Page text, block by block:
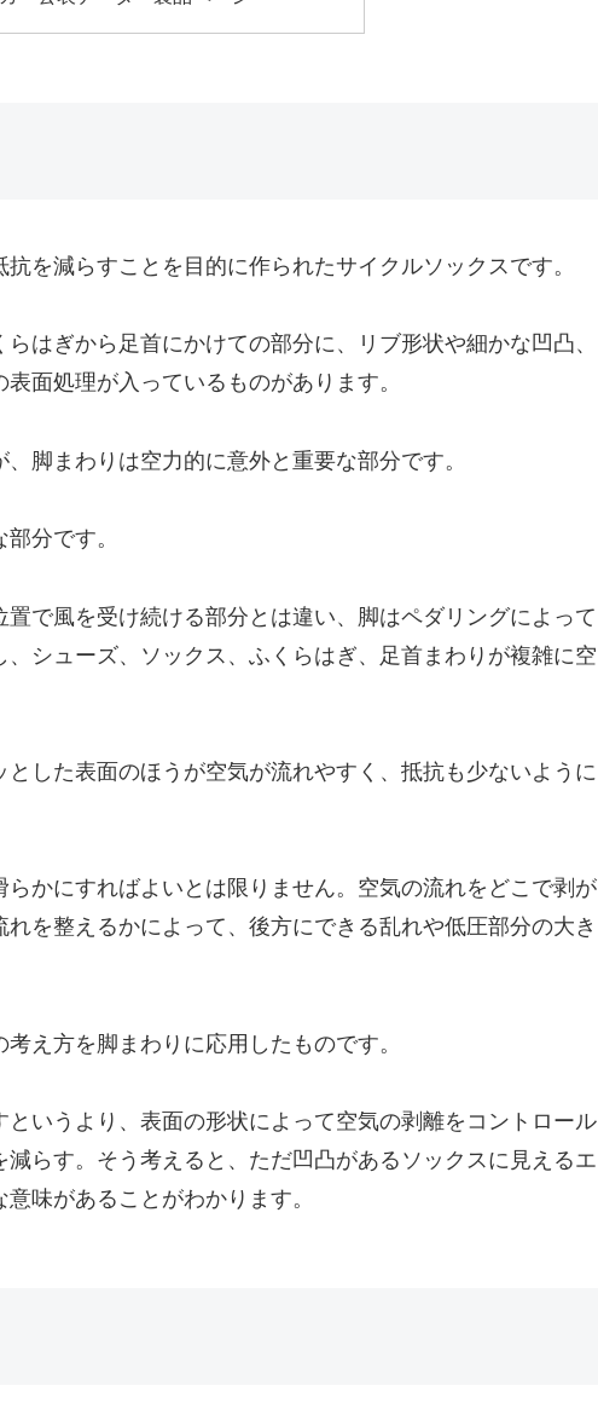
を減らすことを目的に作られたサイクルソックスです。
はぎから足首にかけての部分に、リブ形状や細かな凹凸、
面処理が入っているものがあります。
脚まわりは空力的に意外と重要な部分です。
分です。
で風を受け続ける部分とは違い、脚はペダリングによって
シューズ、ソックス、ふくらはぎ、足首まわりが複雑に空
した表面のほうが空気が流れやすく、抵抗も少ないように
かにすればよいとは限りません。空気の流れをどこで剥が
を整えるかによって、後方にできる乱れや低圧部分の大き
え方を脚まわりに応用したものです。
いうより、表面の形状によって空気の剥離をコントロール
らす。そう考えると、ただ凹凸があるソックスに見えるエ
味があることがわかります。